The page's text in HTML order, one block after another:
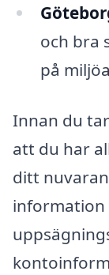
och bra
på
Innan du
att du har
ditt
information